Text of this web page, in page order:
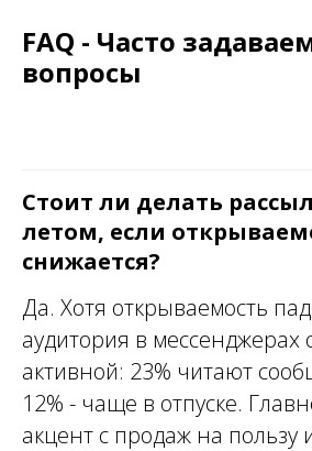
FAQ - Часто
вопросы
Стоит ли делать
летом, если
снижается?
Да. Хотя открываемость
аудитория в мессенджерах
активной: 23% читают
12% - чаще в отпуске.
акцент с продаж на пользу